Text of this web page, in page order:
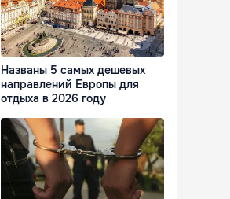
Названы 5 самых дешевых
направлений Европы для
отдыха в 2026 году